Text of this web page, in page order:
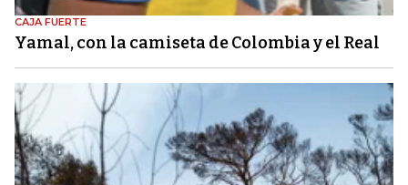
CAJA FUERTE
Yamal, con la camiseta de Colombia y el Real